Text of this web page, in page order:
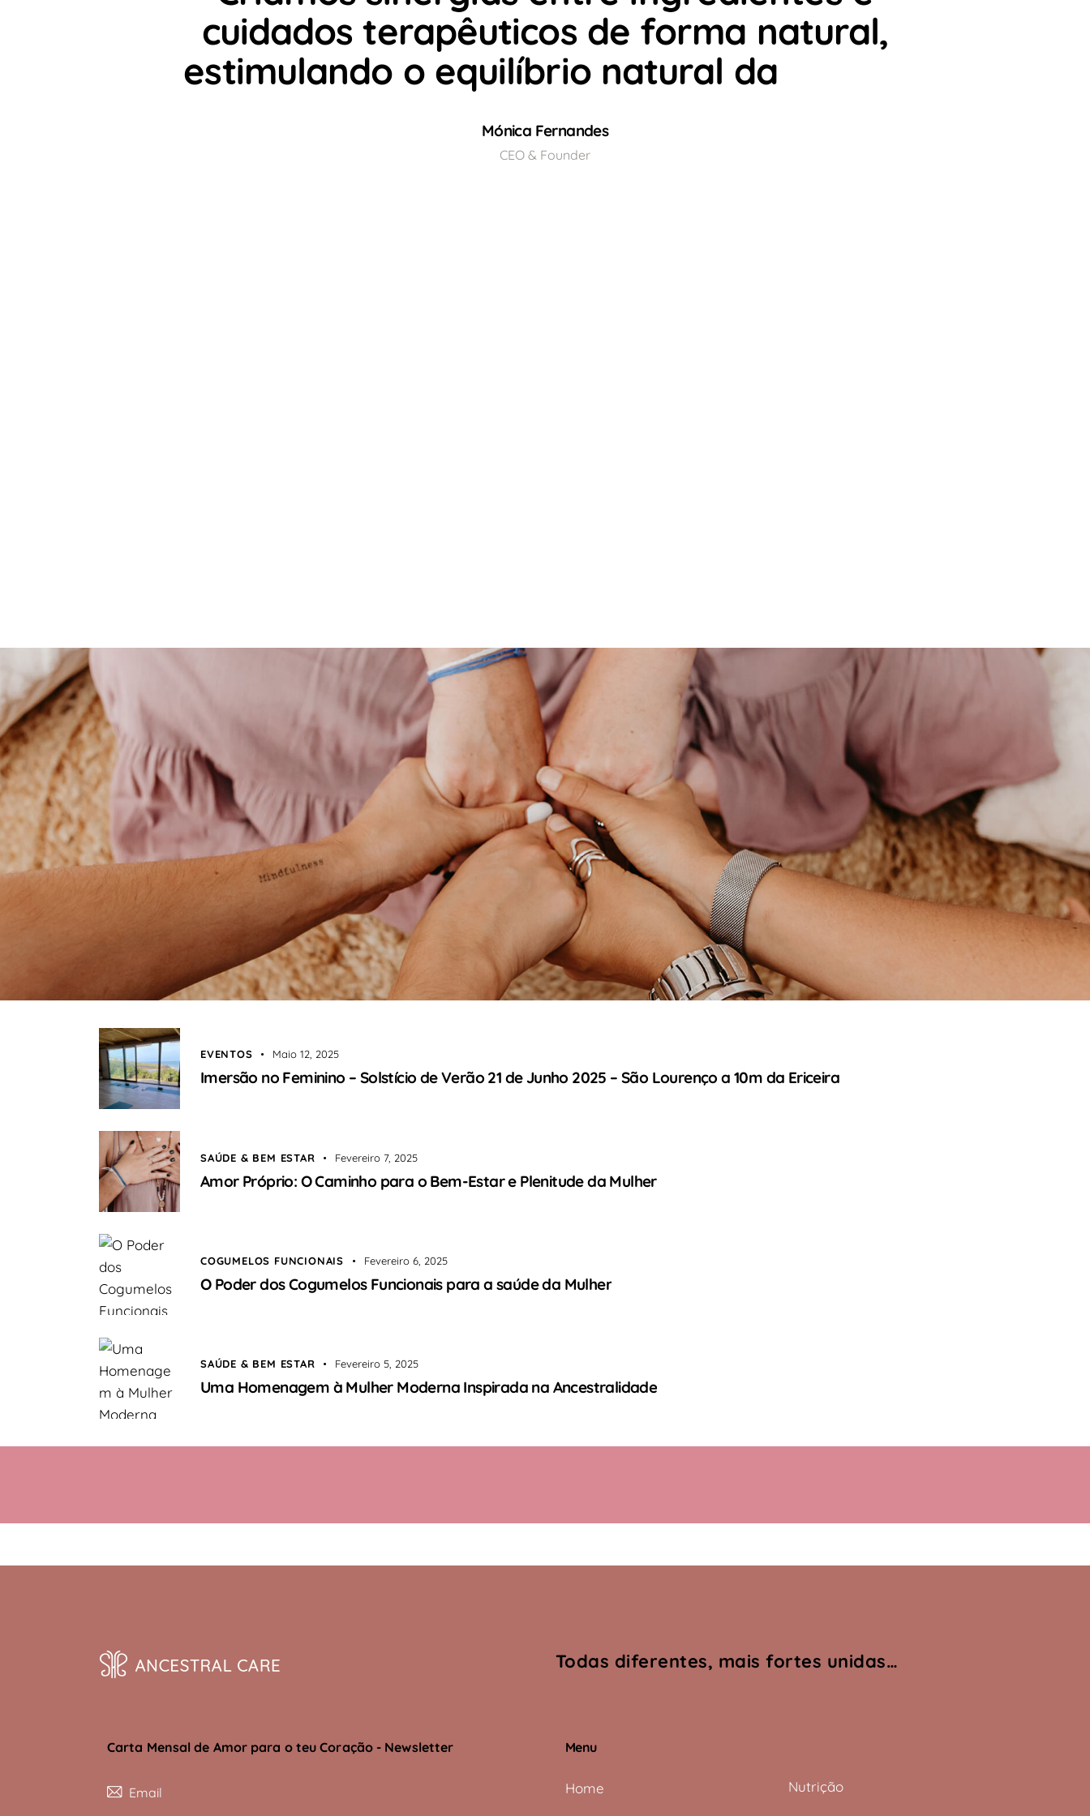
cuidados terapêuticos de forma natural,
estimulando o equilíbrio natural da
Mónica Fernandes
CEO & Founder
EVENTOS Maio 12, 2025
Imersão no Feminino – Solstício de Verão 21 de Junho 2025 – São Lourenço a 10m da Ericeira
SAÚDE & BEM ESTAR Fevereiro 7, 2025
Amor Próprio: O Caminho para o Bem-Estar e Plenitude da Mulher
COGUMELOS FUNCIONAIS Fevereiro 6, 2025
O Poder dos Cogumelos Funcionais para a saúde da Mulher
SAÚDE & BEM ESTAR Fevereiro 5, 2025
Uma Homenagem à Mulher Moderna Inspirada na Ancestralidade
Todas diferentes, mais fortes unidas…
Carta Mensal de Amor para o teu Coração - Newsletter Menu
Home
Nutrição